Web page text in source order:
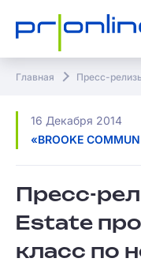
Главная Пресс-
16 Декабря 2014
«BROOKE
Пресс-
Estate
класс по